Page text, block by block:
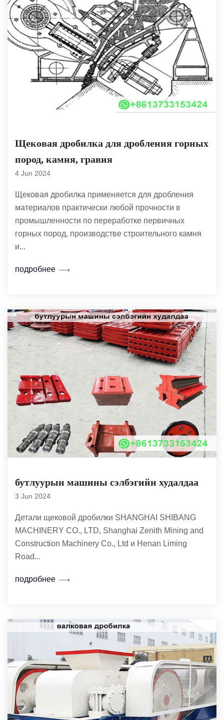
Щековая дробилка для дробления горных
пород, камня, гравия
4 Jun 2024
Щековая дробилка применяется для дробления
материалов практически любой прочности в
промышленности по переработке первичных
горных пород, производстве строительного камня
и...
подробнее
бутлуурын машины сэлбэгийн худалдаа
3 Jun 2024
Детали щековой дробилки SHANGHAI SHIBANG
MACHINERY CO., LTD, Shanghai Zenith Mining and
Construction Machinery Co., Ltd и Henan Liming
Road...
подробнее